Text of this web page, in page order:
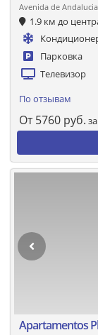
Avenida de
1.9 км до
Парковка
Телевизор
По отзывам
От 5760 руб.
Apartamentos